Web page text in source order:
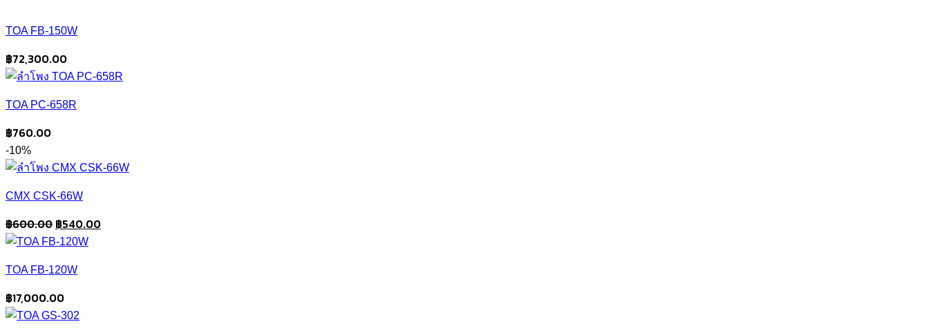
TOA FB-150W
฿72,300.00
TOA PC-658R
฿760.00
-10%
CMX CSK-66W
฿600.00 Original
price
฿600.00.
฿540.00Current
TOA FB-120W
฿17,000.00